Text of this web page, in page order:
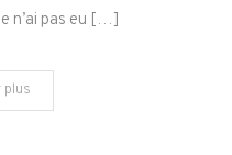
n’ai pas eu […]
plus